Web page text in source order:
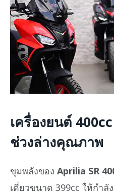
เครื่องยนต์
ช่วงล่างคุณภาพ
ขุมพลังของ Aprilia SR
เดี่ยวขนาด 399cc ให้กำ